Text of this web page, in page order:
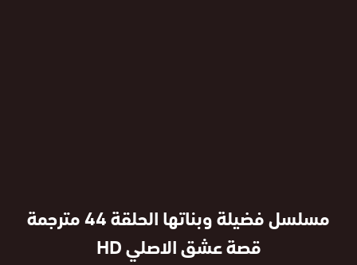
مسلسل فضيلة وبناتها الحلقة 44 مترجمة
قصة عشق الاصلي HD